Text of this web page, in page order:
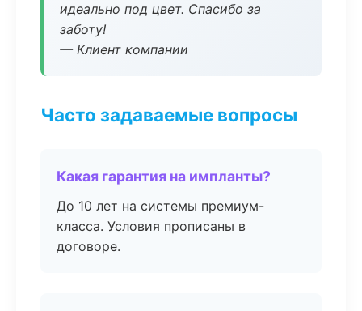
идеально под цвет. Спасибо за
заботу!
— Клиент компании
Часто задаваемые вопросы
Какая гарантия на импланты?
До 10 лет на системы премиум-
класса. Условия прописаны в
договоре.